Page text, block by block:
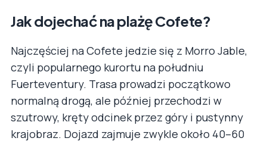
Jak dojechać na plażę Cofete?
Najczęściej na Cofete jedzie się z Morro Jable,
czyli popularnego kurortu na południu
Fuerteventury. Trasa prowadzi początkowo
normalną drogą, ale później przechodzi w
szutrowy, kręty odcinek przez góry i pustynny
krajobraz. Dojazd zajmuje zwykle około 40–60